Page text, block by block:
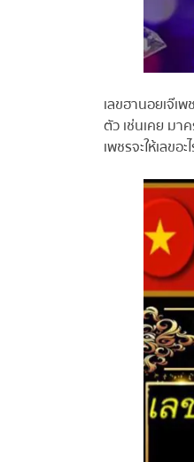
เลขฮานอยเจ๊เ
ตัว เช่นเคย มา
เพชรจะให้เลขอ